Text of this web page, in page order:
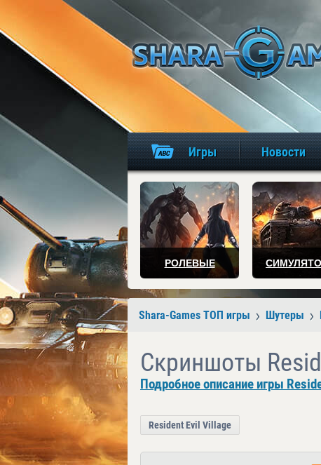
Игры Новости
РОЛЕВЫЕ
Shara-Games ТОП игры Шутеры
Скриншоты
Подробное описание игры
Resident Evil Village